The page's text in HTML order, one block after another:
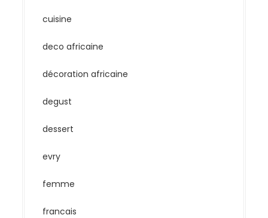
cuisine
deco africaine
décoration africaine
degust
dessert
evry
femme
francais